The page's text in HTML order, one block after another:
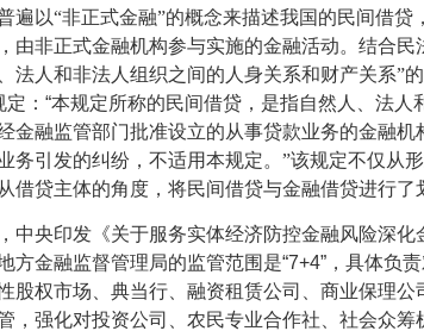
遍以“非正式金融”的概念来描述我国的民间借贷
由非正式金融机构参与实施的金融活动。结合民
法人和非法人组织之间的人身关系和财产关系”
： “本规定所称的民间借贷，是指自然人、法人
金融监管部门批准设立的从事贷款业务的金融机
务引发的纠纷，不适用本规定。”该规定不仅从
借贷主体的角度，将民间借贷与金融借贷进行了
中央印发《关于服务实体经济防控金融风险深
方金融监督管理局的监管范围是“7+4” ，具体负
股权市场、典当行、融资租赁公司、商业保理公
，强化对投资公司、农民专业合作社、社会众筹